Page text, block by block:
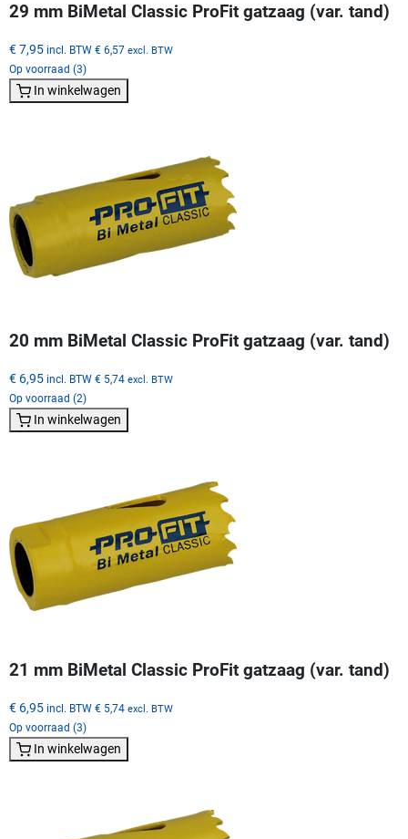
29 mm BiMetal Classic ProFit gatzaag (var. tand)
€ 7,95 incl. BTW € 6,57 excl. BTW
Op voorraad (3)
In winkelwagen
20 mm BiMetal Classic ProFit gatzaag (var. tand)
€ 6,95 incl. BTW € 5,74 excl. BTW
Op voorraad (2)
In winkelwagen
21 mm BiMetal Classic ProFit gatzaag (var. tand)
€ 6,95 incl. BTW € 5,74 excl. BTW
Op voorraad (3)
In winkelwagen